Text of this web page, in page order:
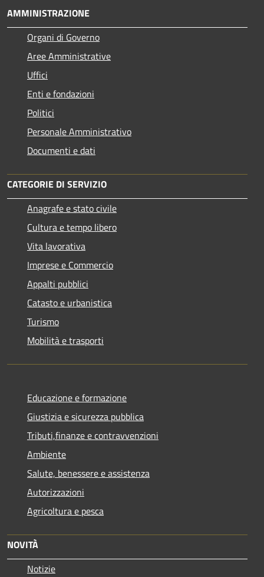
AMMINISTRAZIONE
Organi di Governo
Aree Amministrative
Uffici
Enti e fondazioni
Politici
Personale Amministrativo
Documenti e dati
CATEGORIE DI SERVIZIO
Anagrafe e stato civile
Cultura e tempo libero
Vita lavorativa
Imprese e Commercio
Appalti pubblici
Catasto e urbanistica
Turismo
Mobilità e trasporti
Educazione e formazione
Giustizia e sicurezza pubblica
Tributi,finanze e contravvenzioni
Ambiente
Salute, benessere e assistenza
Autorizzazioni
Agricoltura e pesca
NOVITÀ
Notizie